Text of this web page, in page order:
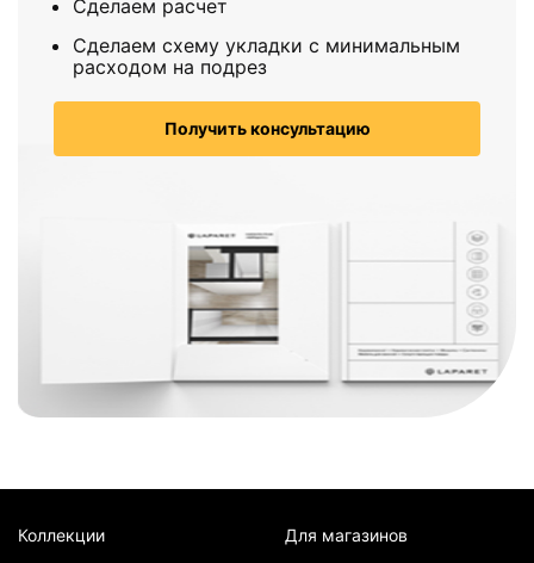
Сделаем расчет
Сделаем схему укладки с минимальным
расходом на подрез
Получить консультацию
Коллекции
Для магазинов